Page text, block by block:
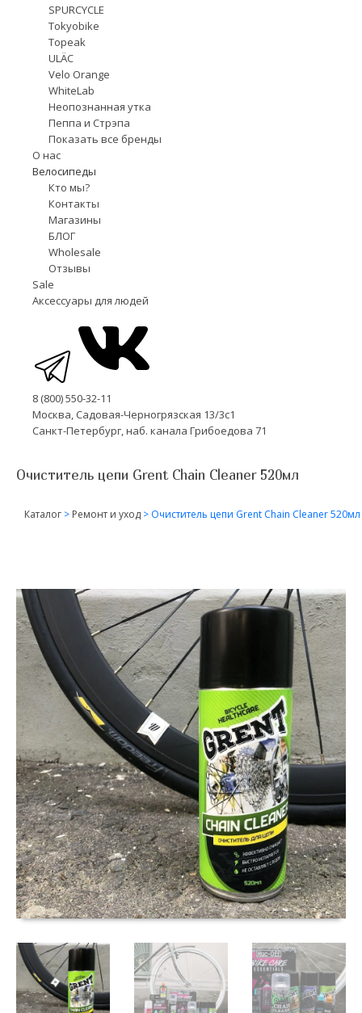
SPURCYCLE
Tokyobike
Topeak
ULÄC
Velo Orange
WhiteLab
Неопознанная утка
Пеппа и Стрэпа
Показать все бренды
О нас
Велосипеды
Кто мы?
Контакты
Магазины
БЛОГ
Wholesale
Отзывы
Sale
Аксессуары для людей
8 (800) 550-32-11
Москва, Садовая-Черногрязская 13/3с1
Санкт-Петербург, наб. канала Грибоедова 71
Очиститель цепи Grent Chain Cleaner 520мл
Каталог > Ремонт и уход > Очиститель цепи Grent Chain Cleaner 520мл